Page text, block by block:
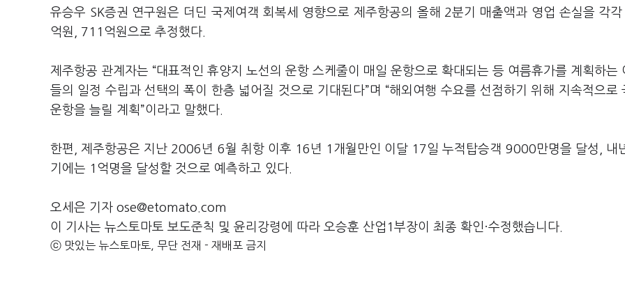
유승우 SK증권 연구원은 더딘 국제여객 회복세 영향으로 제주항공의 올해 2분기 매출액과 영업 손실을 각
억원, 711억원으로 추정했다.
제주항공 관계자는 “대표적인 휴양지 노선의 운항 스케줄이 매일 운항으로 확대되는 등 여름휴가를 계획하는
들의 일정 수립과 선택의 폭이 한층 넓어질 것으로 기대된다”며 “해외여행 수요를 선점하기 위해 지속적으로
운항을 늘릴 계획”이라고 말했다.
한편, 제주항공은 지난 2006년 6월 취항 이후 16년 1개월만인 이달 17일 누적탑승객 9000만명을 달성, 내
기에는 1억명을 달성할 것으로 예측하고 있다.
오세은 기자 ose@etomato.com
이 기사는 뉴스토마토 보도준칙 및 윤리강령에 따라 오승훈 산업1부장이 최종 확인·수정했습니다.
ⓒ 맛있는 뉴스토마토, 무단 전재 - 재배포 금지